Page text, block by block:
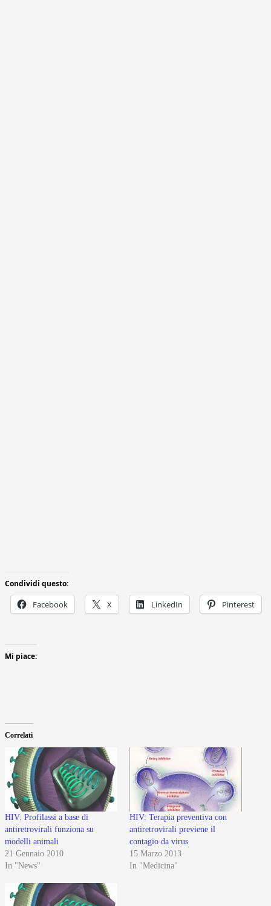
Condividi questo:
Facebook X LinkedIn Pinterest
Mi piace:
Correlati
HIV: Profilassi a base di
antiretrovirali funziona su
modelli animali
21 Gennaio 2010
In "News"
HIV: Terapia preventiva con
antiretrovirali previene il
contagio da virus
15 Marzo 2013
In "Medicina"